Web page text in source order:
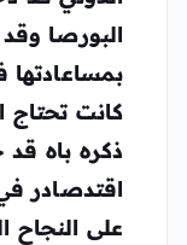
البورصا
بمساعادتها
كانت تحتاج
ذكره باه
على النجاح